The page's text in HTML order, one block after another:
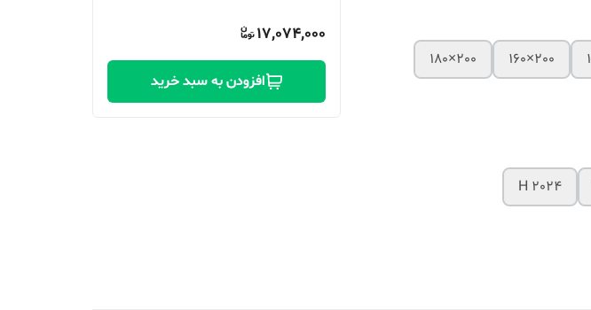
200×160
200×180
H 2024
17,074,000
افزودن به سبد خرید